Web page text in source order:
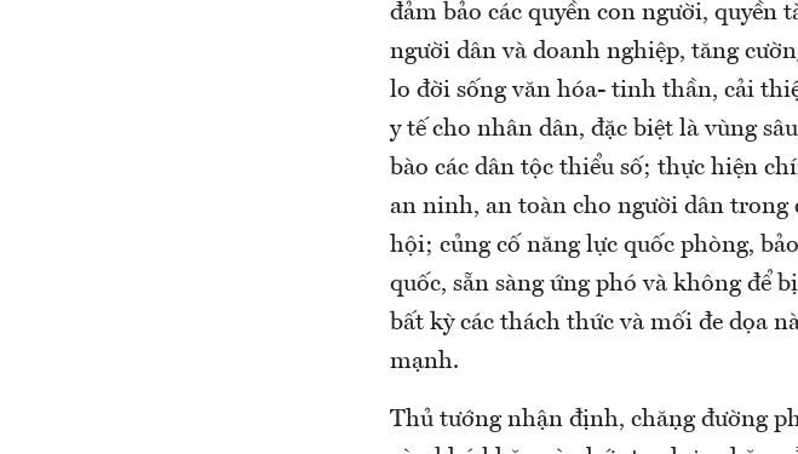
đảm bảo các quyền con người, quyền
người dân và doanh nghiệp, tăng
lo đời sống văn hóa- tinh thần, cải
y tế cho nhân dân, đặc biệt là vùng
bào các dân tộc thiểu số; thực hiện
an ninh, an toàn cho người dân trong
hội; củng cố năng lực quốc phòng,
quốc, sẵn sàng ứng phó và không để
bất kỳ các thách thức và mối đe dọa
mạnh.
Thủ tướng nhận định, chặng đường